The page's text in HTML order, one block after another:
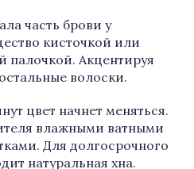
часть брови у
кисточкой или
палочкой. Акцентируя
волоски.
цвет начнет меняться.
влажными ватными
Для долгосрочного
натуральная хна.